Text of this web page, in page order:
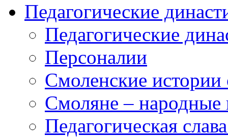
Педагогические
Педагогические
Персоналии
Смоленские
Смоляне – народные
Педагогическая